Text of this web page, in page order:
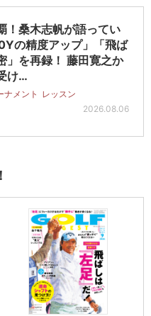
！桑木志帆が語ってい
の精度アップ」「飛ば
」を再録！ 藤田寛之か
け…
ナメント
レッスン
2026.08.06